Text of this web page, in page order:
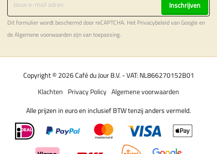
Inschrijven
Dit formulier wordt beschermd door reCAPTCHA. Het Privacybeleidvan Google en
deAlgemene voorwaardenzijn van toepassing.
Copyright © 2026 Café du Jour B.V. - VAT: NL866270152B01
Algemene voorwaarden
Privacy Policy
Klachten
Alle prijzen in euro en inclusief BTW tenzij anders vermeld.